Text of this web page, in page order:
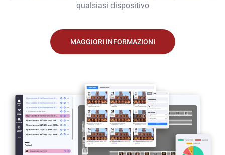
qualsiasi dispositivo
MAGGIORI INFORMAZIONI